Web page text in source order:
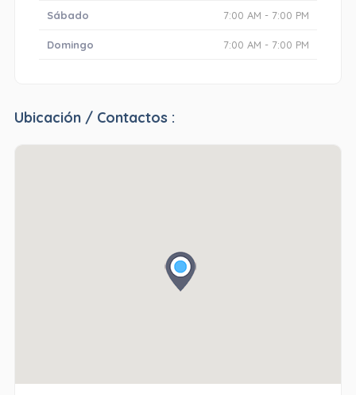
Sábado 7:00 AM - 7:00 PM
Domingo 7:00 AM - 7:00 PM
Ubicación / Contactos :